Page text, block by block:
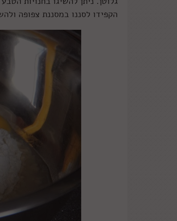
הקפידו לסננו במסננת צפופה